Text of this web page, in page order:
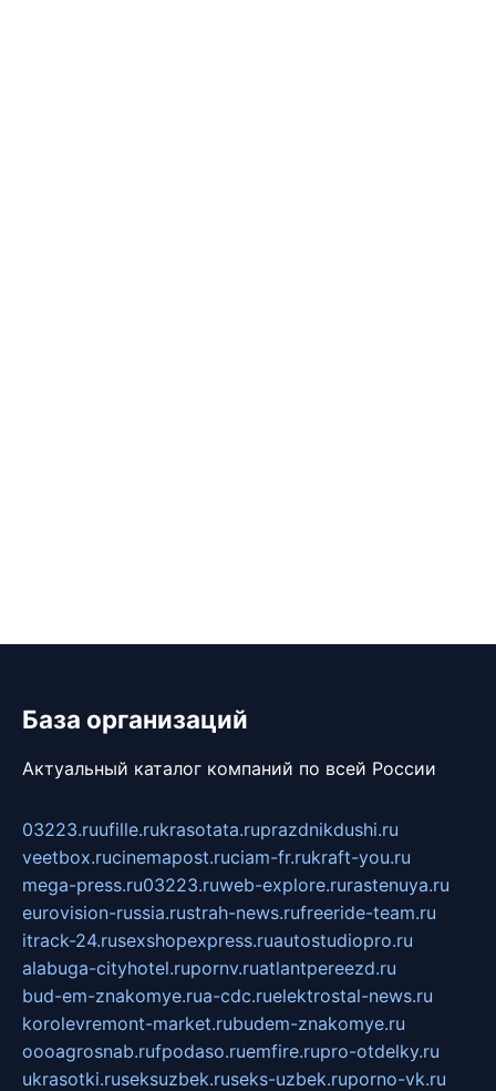
База организаций
Актуальный каталог компаний по всей России
03223.ruufille.rukrasotata.ruprazdnikdushi.ru
veetbox.rucinemapost.ruciam-fr.rukraft-you.ru
mega-press.ru03223.ruweb-explore.rurastenuya.ru
eurovision-russia.rustrah-news.rufreeride-team.ru
itrack-24.rusexshopexpress.ruautostudiopro.ru
alabuga-cityhotel.rupornv.ruatlantpereezd.ru
bud-em-znakomye.rua-cdc.ruelektrostal-news.ru
korolevremont-market.rubudem-znakomye.ru
oooagrosnab.rufpodaso.ruemfire.rupro-otdelky.ru
ukrasotki.ruseksuzbek.ruseks-uzbek.ruporno-vk.ru